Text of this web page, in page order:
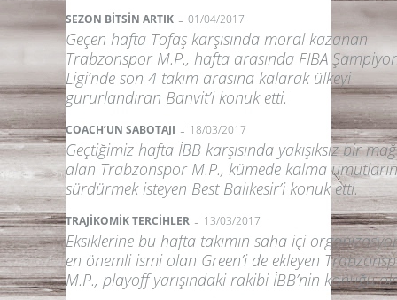
SEZON BİTSİN ARTIK - 01/04/2017
Geçen hafta Tofaş karşısında moral kazanan
Trabzonspor M.P., hafta arasında FIBA
Ligi’nde son 4 takım arasına kalarak ülkeyi
gururlandıran Banvit’i konuk etti.
COACH’UN SABOTAJI - 18/03/2017
Geçtiğimiz hafta İBB karşısında yakışıksız bir
alan Trabzonspor M.P., kümede kalma
sürdürmek isteyen Best Balıkesir’i konuk etti.
TRAJİKOMİK TERCİHLER - 13/03/2017
Eksiklerine bu hafta takımın saha içi
en önemli ismi olan Green’i de ekleyen
M.P., playoff yarışındaki rakibi İBB’nin konuğu